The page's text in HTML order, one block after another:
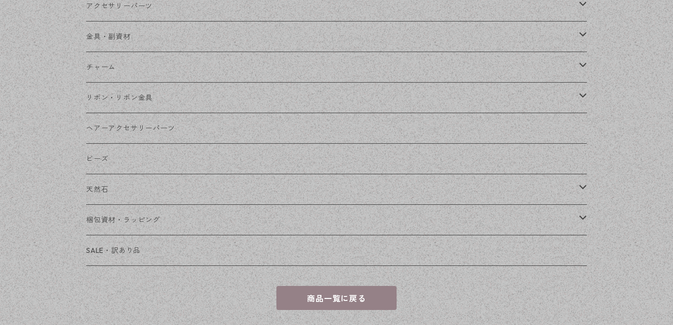
ステンレスチェーン
ステンレス金具
アクセサリーパーツ
デザイン丸カン
フレーム
コネクター
その他
金具・副資材
丸カン
ピン類
花座・ビーズキャップ
チェーン
その他
チャーム
金属
アクリル・プラ
ファーボール
リボン・リボン金具
リボン
リボン金具
ヘアーアクセサリーパーツ
ビーズ
天然石
穴あき
穴なし
梱包資材・ラッピング
発送ボックス
アクセサリー台紙
OPP袋
SALE・訳あり品
商品一覧に戻る